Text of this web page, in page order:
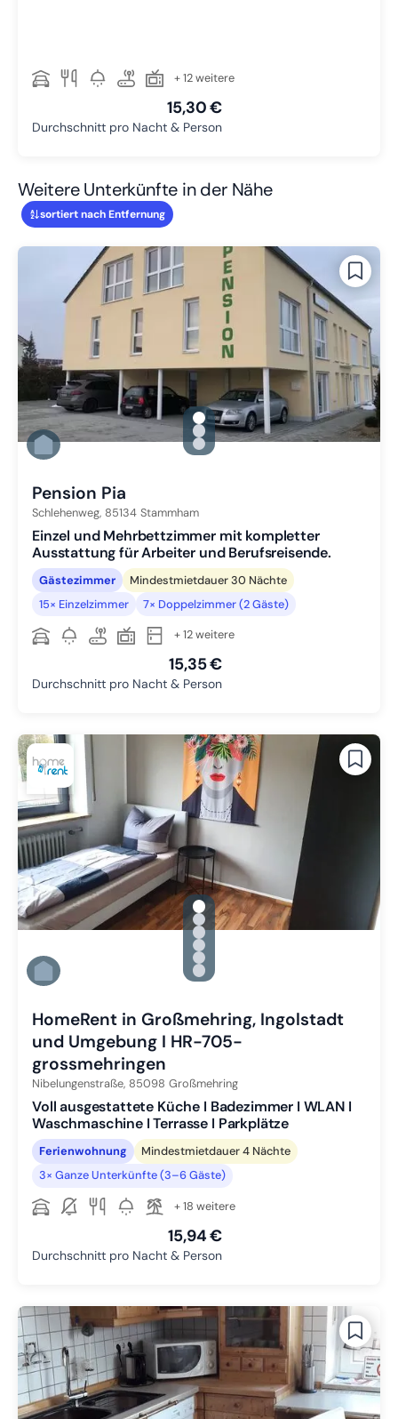
+ 12 weitere
15,30 €
Durchschnitt pro Nacht & Person
Weitere Unterkünfte in der Nähe
sortiert nach Entfernung
gallery.slide_selector
Zu Slide 1 wechseln
Zu Slide 2 wechseln
Zu Slide 3 wechseln
Pension Pia
Schlehenweg, 85134 Stammham
Einzel und Mehrbettzimmer mit kompletter
Ausstattung für Arbeiter und Berufsreisende.
Gästezimmer
Mindestmietdauer 30 Nächte
15× Einzelzimmer
7× Doppelzimmer (2 Gäste)
+ 12 weitere
15,35 €
Durchschnitt pro Nacht & Person
gallery.slide_selector
Zu Slide 1 wechseln
Zu Slide 2 wechseln
Zu Slide 3 wechseln
Zu Slide 4 wechseln
Zu Slide 5 wechseln
Zu Slide 6 wechseln
HomeRent in Großmehring, Ingolstadt
und Umgebung I HR-705-
grossmehringen
Nibelungenstraße, 85098 Großmehring
Voll ausgestattete Küche I Badezimmer I WLAN I
Waschmaschine I Terrasse I Parkplätze
Ferienwohnung
Mindestmietdauer 4 Nächte
3× Ganze Unterkünfte (3–6 Gäste)
+ 18 weitere
15,94 €
Durchschnitt pro Nacht & Person